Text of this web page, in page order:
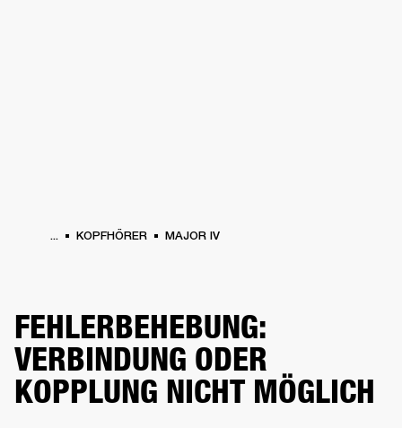
... KOPFHÖRER MAJOR IV
FEHLERBEHEBUNG:
VERBINDUNG ODER
KOPPLUNG NICHT MÖGLICH